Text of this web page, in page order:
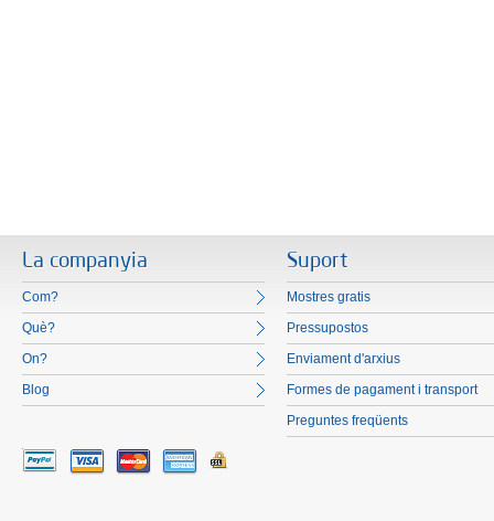
La companyia
Com?
Què?
On?
Blog
Suport
Mostres gratis
Pressupostos
Enviament d'arxius
Formes de pagament i transport
Preguntes freqüents